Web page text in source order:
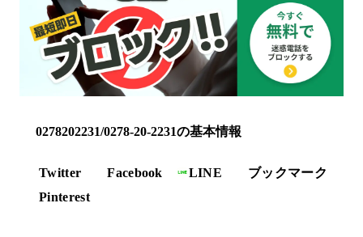
0278202231/0278-20-2231の基本情報
Twitter Facebook LINE
ブックマーク
Pinterest